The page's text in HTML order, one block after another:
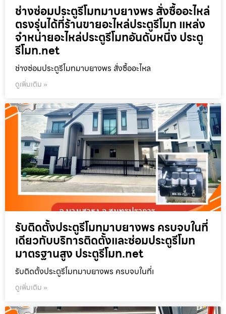
ช่างซ่อมประตูรีโมทมาบยางพร สั่งซื้ออะไหล่
ตรงรุ่นได้ที่ร้านขายอะไหล่ประตูรีโมท แหล่ง
จำหน่ายอะไหล่ประตูรีโมทอันดับหนึ่ง ประตู
รีโมท.net
ช่างซ่อมประตูรีโมทมาบยางพร สั่งซื้ออะไหล
ดูเพิ่มเติม »
รับติดตั้งประตูรีโมทมาบยางพร ครบจบในที่
เดียวกับบริการติดตั้งและซ่อมประตูรีโมท
มาตรฐานสูง ประตูรีโมท.net
รับติดตั้งประตูรีโมทมาบยางพร ครบจบในที่เ
ดูเพิ่มเติม »